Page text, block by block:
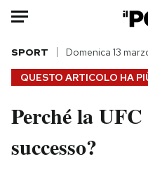
HOME
Italia
Politica
QUESTO ARTICOLO HA
SPORT Domenica 13
Perché la
successo?